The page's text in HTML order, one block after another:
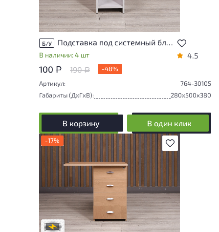
Б/У Подставка под системный блок ДСП Серый Россия
В наличии: 4 шт 4.5
100 Р 190Р
-48%
Артикул:
764-30105
Габариты (ДxГxВ):
280x500x380
В корзину В один клик
В избранное
-17%
Степень износа находится на стадии
проверки. Вы можете уточнить
дополнительную информацию у
сотрудников магазина
В обработке